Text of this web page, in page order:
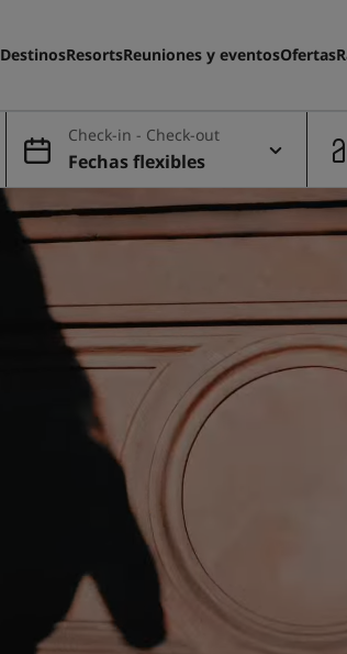
DestinosResortsReuniones y eventosOfertas
Check-in - Check-out
Fechas flexibles